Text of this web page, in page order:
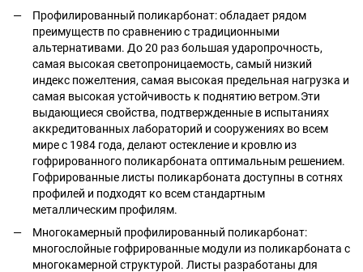
Профилированный поликарбонат: обладает рядом
преимуществ по сравнению с традиционными
альтернативами. До 20 раз большая ударопрочность,
самая высокая светопроницаемость, самый низкий
индекс пожелтения, самая высокая предельная нагрузка и
самая высокая устойчивость к поднятию ветром.Эти
выдающиеся свойства, подтвержденные в испытаниях
аккредитованных лабораторий и сооружениях во всем
мире с 1984 года, делают остекление и кровлю из
гофрированного поликарбоната оптимальным решением.
Гофрированные листы поликарбоната доступны в сотнях
профилей и подходят ко всем стандартным
металлическим профилям.
Многокамерный профилированный поликарбонат:
многослойные гофрированные модули из поликарбоната с
многокамерной структурой. Листы разработаны для